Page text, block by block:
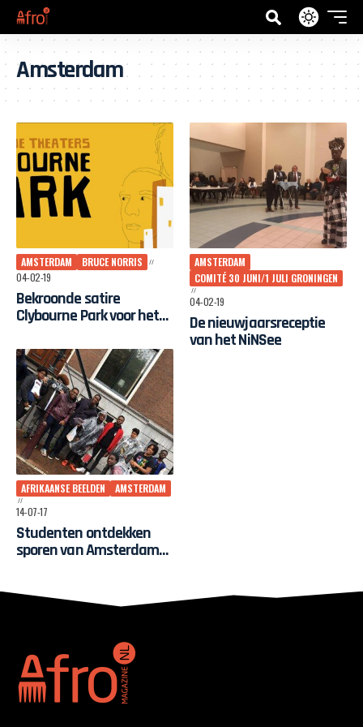
Amsterdam
AMSTERDAM
BRUCE NORRIS
04-02-19
Bekroonde satire
Clybourne Park voor het
AMSTERDAM
COMITÉ 30 JUNI/1 JULI GRONINGEN
04-02-19
De nieuwjaarsreceptie
van het NiNSee
AFRIKAANSE BEELDEN
AMSTERDAM
14-07-17
Studenten ontdekken
sporen van Amsterdams